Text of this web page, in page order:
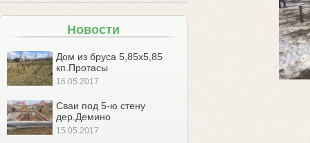
Новости
Дом из бруса 5,85х5,85
кп.Протасы
16.05.2017
Сваи под 5-ю стену
дер.Демино
15.05.2017